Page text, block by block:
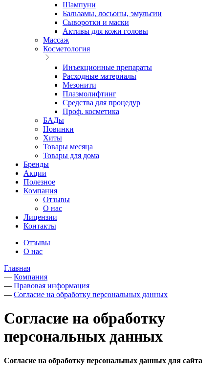
Шампуни
Бальзамы, лосьоны, эмульсии
Сыворотки и маски
Активы для кожи головы
Массаж
Косметология
Инъекционные препараты
Расходные материалы
Мезонити
Плазмолифтинг
Средства для процедур
Проф. косметика
БАДы
Новинки
Хиты
Товары месяца
Товары для дома
Бренды
Акции
Полезное
Компания
Отзывы
О нас
Лицензии
Контакты
Отзывы
О нас
Главная
— Компания
— Правовая информация
— Согласие на обработку персональных данных
Согласие на обработку
персональных данных
Согласие на обработку персональных данных для сайта